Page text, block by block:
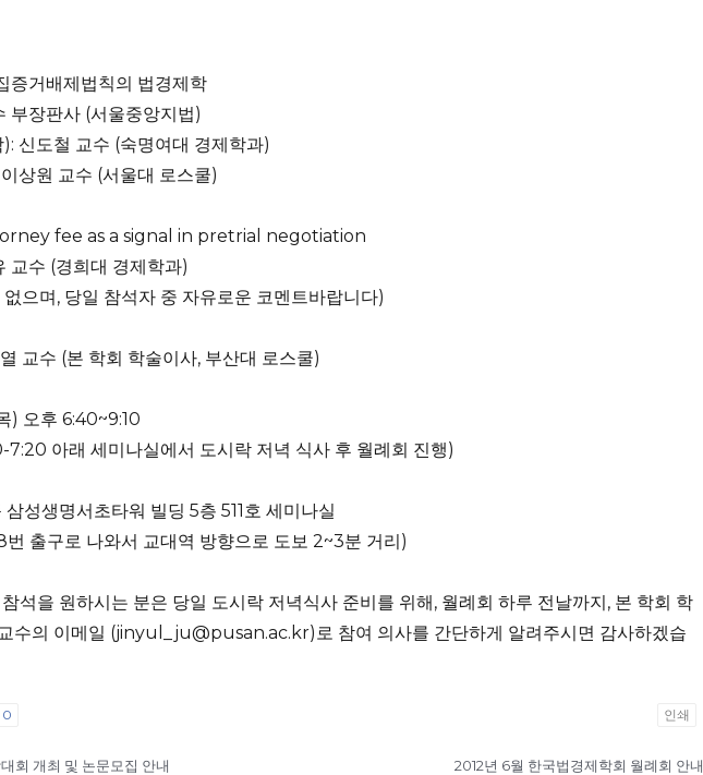
증거배제법칙의 법경제학
부장판사 (서울중앙지법)
신도철 교수 (숙명여대 경제학과)
상원 교수 (서울대 로스쿨)
fee as a signal in pretrial negotiation
교수 (경희대 경제학과)
으며, 당일 참석자 중 자유로운 코멘트바랍니다)
교수 (본 학회 학술이사, 부산대 로스쿨)
) 오후 6:40~9:10
7:20 아래 세미나실에서 도시락 저녁 식사 후 월례회 진행)
성생명서초타워 빌딩 5층 511호 세미나실
번 출구로 나와서 교대역 방향으로 도보 2~3분 거리)
석을 원하시는 분은 당일 도시락 저녁식사 준비를 위해, 월례회 하루 전날까지, 본 학회 학
수의 이메일 (jinyul_ju@pusan.ac.kr)로 참여 의사를 간단하게 알려주시면 감사하겠습
0 인쇄
회 개최 및 논문모집 안내 2012년 6월 한국법경제학회 월례회 안내